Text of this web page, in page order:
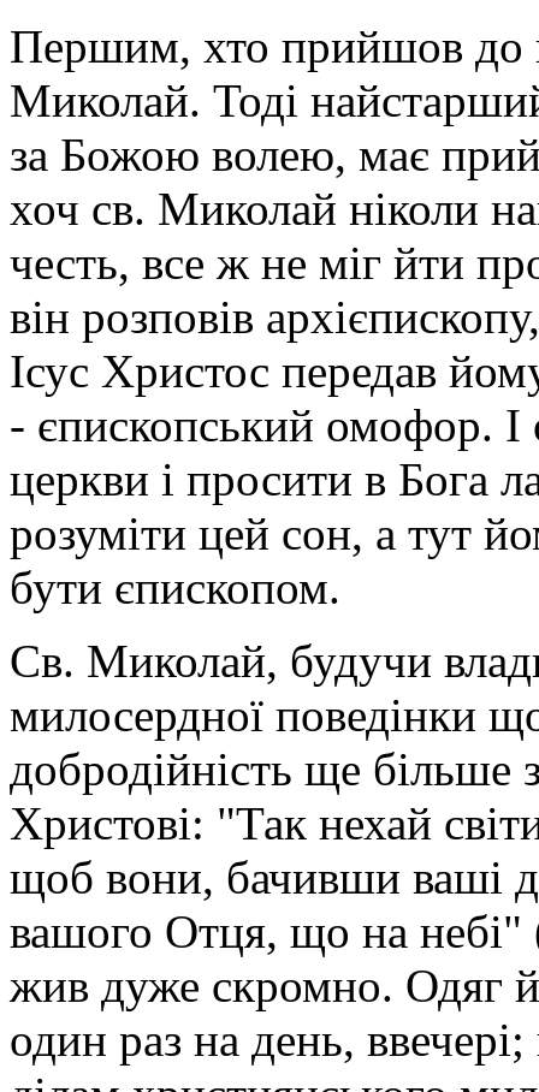
Першим, хто прийшов до
Миколай. Тоді
за Божою волею, має
хоч св. Миколай ніколи
честь, все ж не міг йти
він розповів
Ісус Христос передав
- єпископський омофор. І
церкви і просити в Бога
розуміти цей сон, а тут
бути єпископом.
Св. Миколай, будучи
милосердної поведінки
добродійність ще більше
Христові: "Так нехай
щоб вони, бачивши ваші
вашого Отця, що на
жив дуже скромно. Одяг
один раз на день,